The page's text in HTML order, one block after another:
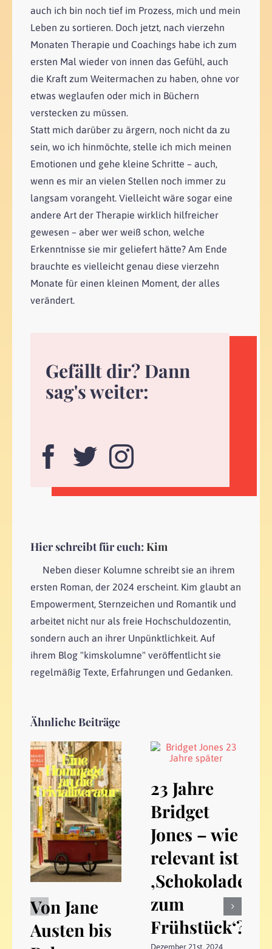
auch ich bin noch tief im Prozess, mich und mein
Leben zu sortieren. Doch jetzt, nach vierzehn
Monaten Therapie und Coachings habe ich zum
ersten Mal wieder von innen das Gefühl, auch
die Kraft zum Weitermachen zu haben, ohne vor
etwas weglaufen oder mich in Büchern
verstecken zu müssen.
Statt mich darüber zu ärgern, noch nicht da zu
sein, wo ich hinmöchte, stelle ich mich meinen
Emotionen und gehe kleine Schritte – auch,
wenn es mir an vielen Stellen noch immer zu
langsam vorangeht. Vielleicht wäre sogar eine
andere Art der Therapie wirklich hilfreicher
gewesen – aber wer weiß schon, welche
Erkenntnisse sie mir geliefert hätte? Am Ende
brauchte es vielleicht genau diese vierzehn
Monate für einen kleinen Moment, der alles
verändert.
Gefällt dir? Dann
sag's weiter:
Hier schreibt für euch: Kim
Neben dieser Kolumne schreibt sie an ihrem
ersten Roman, der 2024 erscheint. Kim glaubt an
Empowerment, Sternzeichen und Romantik und
arbeitet nicht nur als freie Hochschuldozentin,
sondern auch an ihrer Unpünktlichkeit. Auf
ihrem Blog "kimskolumne" veröffentlicht sie
regelmäßig Texte, Erfahrungen und Gedanken.
Ähnliche Beiträge
Von Jane
Austen bis
23 Jahre
Bridget
Jones – wie
relevant ist
‚Schokolade
zum
Frühstück‘?
Dezember 21st, 2024